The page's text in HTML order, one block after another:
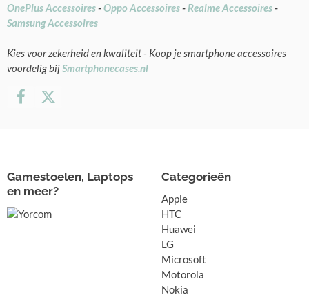
OnePlus Accessoires-Oppo Accessoires- Realme Accessoires-
Samsung Accessoires
Kies voor zekerheid en kwaliteit - Koop je smartphone accessoires
voordelig bijSmartphonecases.nl
Categorieën
Apple
HTC
Huawei
LG
Microsoft
Motorola
Nokia
Gamestoelen, Laptops
en meer?